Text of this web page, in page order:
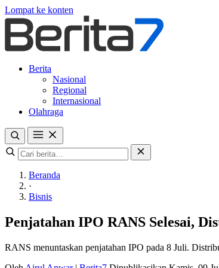
Lompat ke konten
Berita
Nasional
Regional
Internasional
Olahraga
Beranda
·
Bisnis
Penjatahan IPO RANS Selesai,
RANS menuntaskan penjatahan IPO pada 8 Juli.